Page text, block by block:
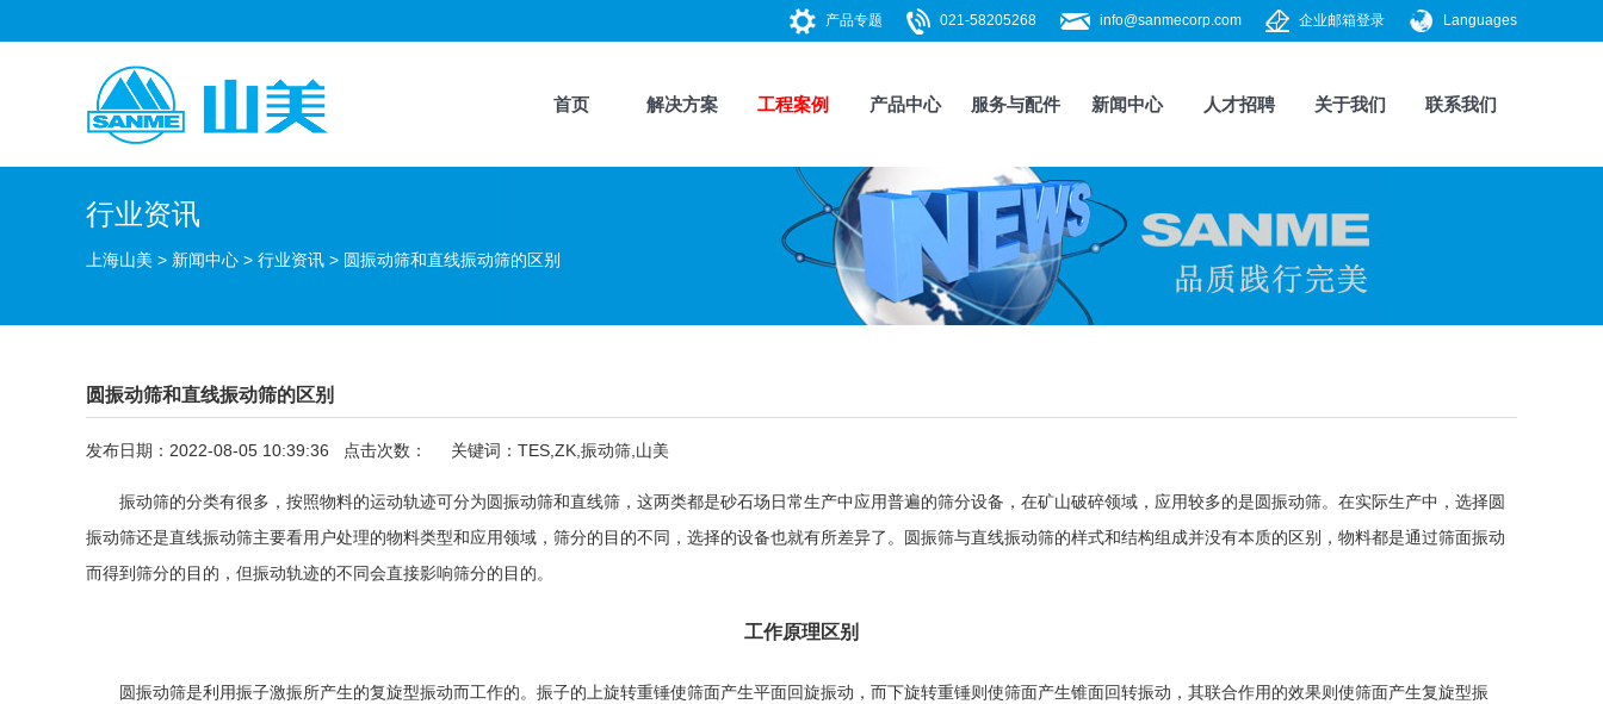
Languages
企业邮箱登录
info@sanmecorp.com
021-58205268
产品专题
首页 解决方案 工程案例 产品中心 服务与配件 新闻中心 人才招聘 关于我们 联系我们
行业资讯
上海山美 > 新闻中心 > 行业资讯 > 圆振动筛和直线振动筛的区别
圆振动筛和直线振动筛的区别
发布日期：2022-08-05 10:39:36 点击次数： 关键词：TES,ZK,振动筛,山美
振动筛的分类有很多，按照物料的运动轨迹可分为圆振动筛和直线筛 ，这两类都是砂石场日常生产中应用普遍的筛分设备 ，在矿山破碎领域，应用较多的是圆振动筛。在实际生产中，选择圆
振动筛还是直线振动筛主要看用户处理的物料类型和应用领域，筛分的目的不同，选择的设备也就有所差异了。 圆振筛与直线振动筛的样式和结构组成并没有本质的区别，物料都是通过筛面振动
而得到筛分的目的，但振动轨迹的不同会直接影响筛分的目的。
工作原理区别
圆振动筛是利用振子激振所产生的复旋型振动而工作的。振子的上旋转重锤使筛面产生平面回旋振动，而下旋转重锤则使筛面产生锥面回转振动，其联合作用的效果则使筛面产生复旋型振